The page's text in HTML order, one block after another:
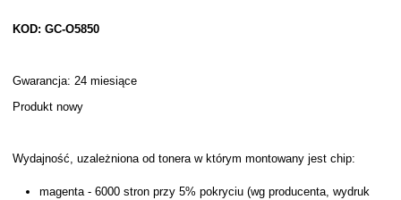
KOD: GC-O5850
Gwarancja: 24 miesiące
Produkt nowy
Wydajność, uzależniona od tonera w którym montowany jest chip:
magenta - 6000 stron przy 5% pokryciu (wg producenta, wydruk